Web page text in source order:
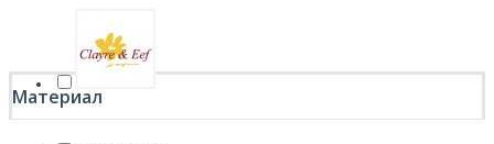
Материал